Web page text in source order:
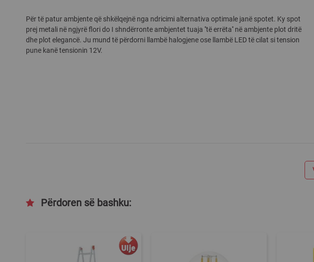
the
images
gallery
Për të patur ambjente që shkëlqejnë nga ndricimi alternativa optimale janë spotet. Ky spot
prej metali në ngjyrë flori do I shndërronte ambjentet tuaja ''të errëta'' në ambjente plot dritë
dhe plot elegancë. Ju mund të përdorni llambë halogjene ose llambë LED të cilat si tension
pune kanë tensionin 12V.
Përdoren së bashku: